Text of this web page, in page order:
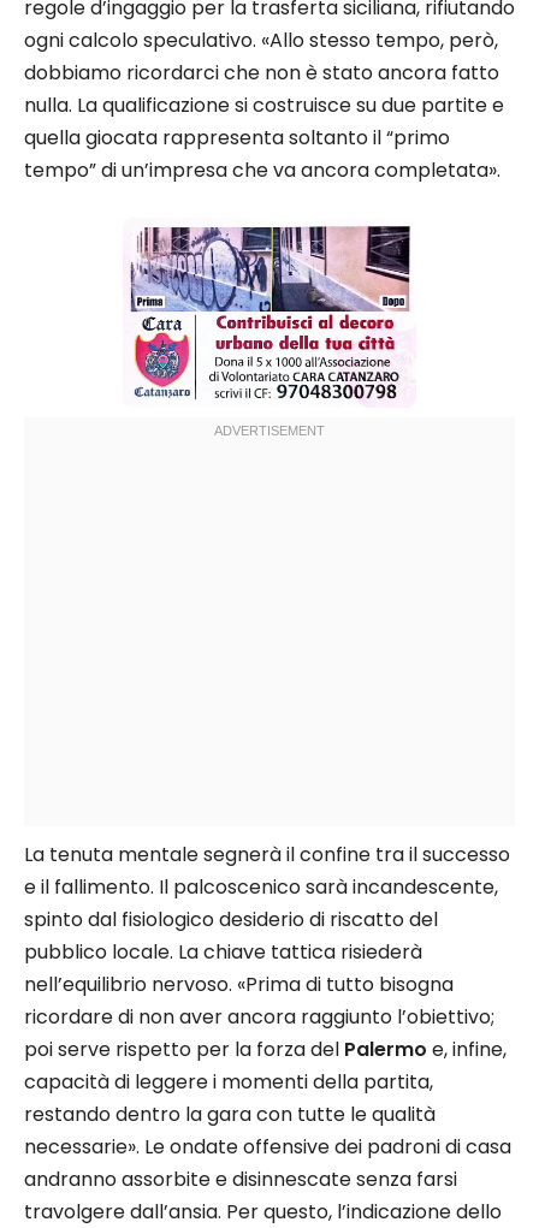
regole d’ingaggio per la trasferta siciliana, rifiutando
ogni calcolo speculativo. «Allo stesso tempo, però,
dobbiamo ricordarci che non è stato ancora fatto
nulla. La qualificazione si costruisce su due partite e
quella giocata rappresenta soltanto il “primo
tempo” di un’impresa che va ancora completata».
La tenuta mentale segnerà il confine tra il successo
e il fallimento. Il palcoscenico sarà incandescente,
spinto dal fisiologico desiderio di riscatto del
pubblico locale. La chiave tattica risiederà
nell’equilibrio nervoso. «Prima di tutto bisogna
ricordare di non aver ancora raggiunto l’obiettivo;
poi serve rispetto per la forza del Palermo e, infine,
capacità di leggere i momenti della partita,
restando dentro la gara con tutte le qualità
necessarie». Le ondate offensive dei padroni di casa
andranno assorbite e disinnescate senza farsi
travolgere dall’ansia. Per questo, l’indicazione dello